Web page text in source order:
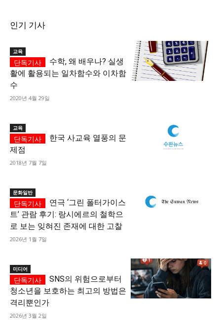
인기 기사
교육
수학, 왜 배우나? 실생
활에 활용되는 일차함수와 이차함
수
2020년 4월 29일
교육
한국 사교육 열풍의 문
제점
2018년 7월 7일
문화일반
연극 ‘그린 폴터가이스
트’ 관람 후기: 랑시에르의 철학으
로 보는 잊혀진 존재에 대한 고찰
2026년 1월 7일
미디어
SNS의 위험으로부터
청소년을 보호하는 최고의 방법은
격리뿐인가
2026년 3월 2일